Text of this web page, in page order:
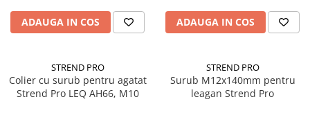
Solutii universale
Accesorii pentru gradina
Aparate pentru stropit gradina
ADAUGA IN COS ADAUGA IN COS
STREND PRO
Colier cu surub pentru agatat
Strend Pro LEQ AH66, M10
STREND PRO
Surub M12x140mm pentru
leagan Strend Pro